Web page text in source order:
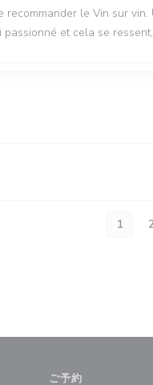
recommander le Vin sur
et cela se
1
ご予約